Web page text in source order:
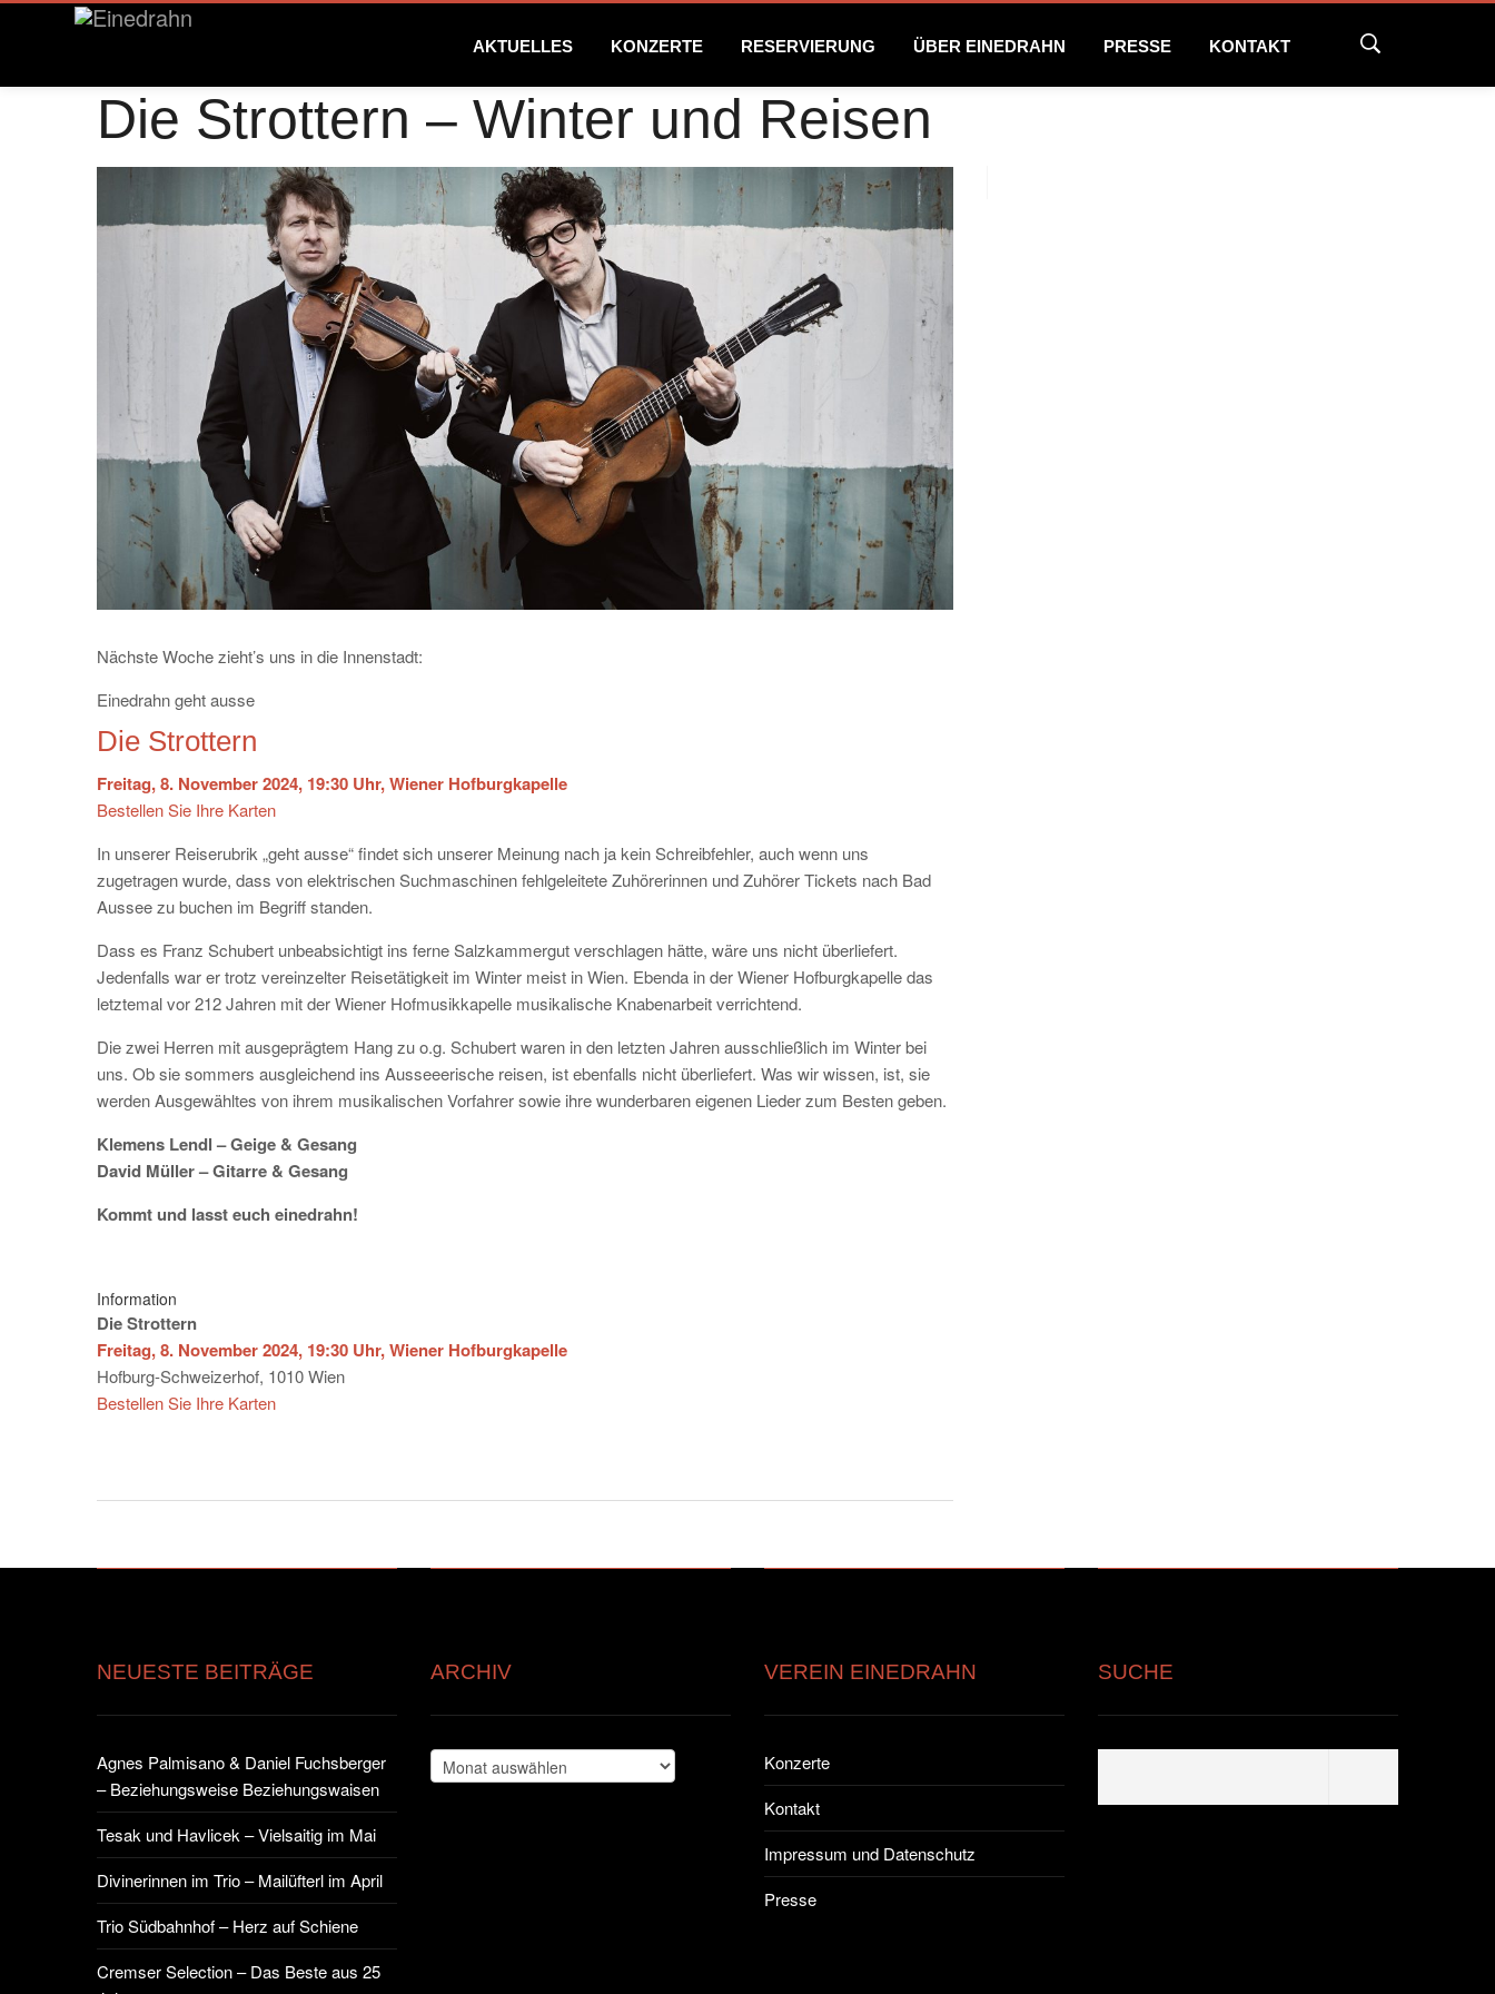
AKTUELLES KONZERTE RESERVIERUNG ÜBER EINEDRAHN PRESSE KONTAKT
Die Strottern – Winter und Reisen
Nächste Woche zieht’s uns in die Innenstadt:
Einedrahn geht ausse
Die Strottern
Freitag, 8. November 2024, 19:30 Uhr, Wiener Hofburgkapelle
Bestellen Sie Ihre Karten
In unserer Reiserubrik „geht ausse“ findet sich unserer Meinung nach ja kein Schreibfehler, auch wenn uns
zugetragen wurde, dass von elektrischen Suchmaschinen fehlgeleitete Zuhörerinnen und Zuhörer Tickets nach Bad
Aussee zu buchen im Begriff standen.
Dass es Franz Schubert unbeabsichtigt ins ferne Salzkammergut verschlagen hätte, wäre uns nicht überliefert.
Jedenfalls war er trotz vereinzelter Reisetätigkeit im Winter meist in Wien. Ebenda in der Wiener Hofburgkapelle das
letztemal vor 212 Jahren mit der Wiener Hofmusikkapelle musikalische Knabenarbeit verrichtend.
Die zwei Herren mit ausgeprägtem Hang zu o.g. Schubert waren in den letzten Jahren ausschließlich im Winter bei
uns. Ob sie sommers ausgleichend ins Ausseeerische reisen, ist ebenfalls nicht überliefert. Was wir wissen, ist, sie
werden Ausgewähltes von ihrem musikalischen Vorfahrer sowie ihre wunderbaren eigenen Lieder zum Besten geben.
Klemens Lendl – Geige & Gesang
David Müller – Gitarre & Gesang
Kommt und lasst euch einedrahn!
Information
Die Strottern
Freitag, 8. November 2024, 19:30 Uhr, Wiener Hofburgkapelle
Hofburg-Schweizerhof, 1010 Wien
Bestellen Sie Ihre Karten
NEUESTE BEITRÄGE
Agnes Palmisano & Daniel Fuchsberger
– Beziehungsweise Beziehungswaisen
Tesak und Havlicek – Vielsaitig im Mai
Divinerinnen im Trio – Mailüfterl im April
Trio Südbahnhof – Herz auf Schiene
Cremser Selection – Das Beste aus 25
ARCHIV
Archiv
VEREIN EINEDRAHN
Konzerte
Kontakt
Impressum und Datenschutz
Presse
SUCHE